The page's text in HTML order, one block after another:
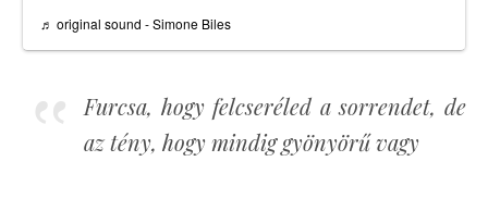
♬ original sound - Simone Biles
Furcsa, hogy felcseréled a sorrendet, de
az tény, hogy mindig gyönyörű vagy